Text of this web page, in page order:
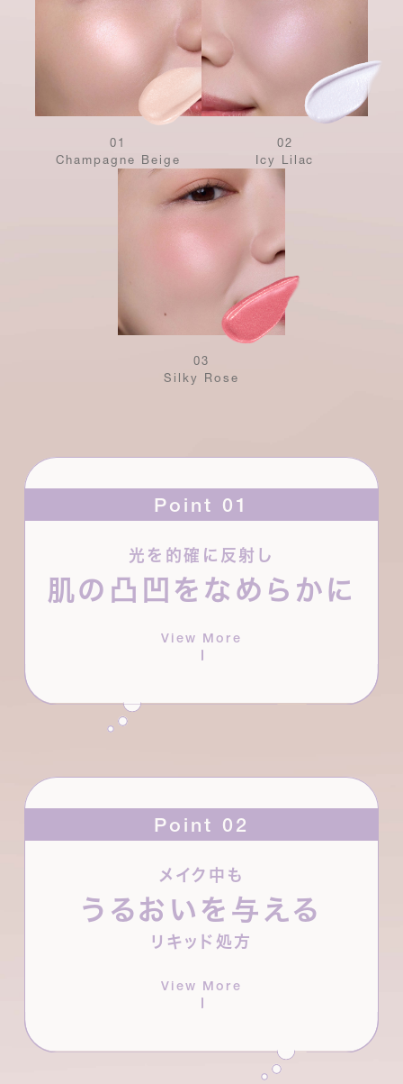
01
Champagne Beige
02
Icy Lilac
03
Silky Rose
Point 01
光を的確に反射し
肌の凸凹をなめらかに
透明感と輝度の高いパールをバランスよく配合する
ことで、光を的確に反射し、肌の凹凸をなめらかに見
で、肌なじみにすぐれ、失敗知らず。日常使いにぴっ
View More
Point 02
メイク中も
うるおいを与える
リキッド処方
モロッコ産ウチワサボテンオイル*¹ やカーネーション
花エキス
、カミツレ花エキス
など、植物美容液成
分を配合。乾燥しやすい頬や目もとの肌をやさしく
View More